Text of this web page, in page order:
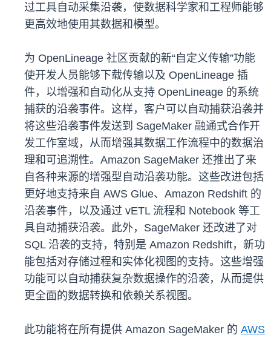
过工具自动采集沿袭，使数据科学家和工程师能够
更高效地使用其数据和模型。
为 OpenLineage 社区贡献的新“自定义传输”功能
使开发人员能够下载传输以及 OpenLineage 插
件，以增强和自动化从支持 OpenLineage 的系统
捕获的沿袭事件。这样，客户可以自动捕获沿袭并
将这些沿袭事件发送到 SageMaker 融通式合作开
发工作室域，从而增强其数据工作流程中的数据治
理和可追溯性。Amazon SageMaker 还推出了来
自各种来源的增强型自动沿袭功能。这些改进包括
更好地支持来自 AWS Glue、Amazon Redshift 的
沿袭事件，以及通过 vETL 流程和 Notebook 等工
具自动捕获沿袭。此外，SageMaker 还改进了对
SQL 沿袭的支持，特别是 Amazon Redshift，新功
能包括对存储过程和实体化视图的支持。这些增强
功能可以自动捕获复杂数据操作的沿袭，从而提供
更全面的数据转换和依赖关系视图。
此功能将在所有提供 Amazon SageMaker 的 AWS